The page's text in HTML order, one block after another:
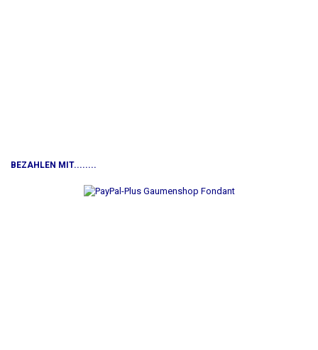
BEZAHLEN MIT........